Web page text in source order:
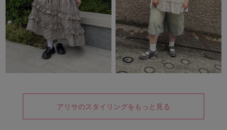
アリサのスタイリングをもっと見る